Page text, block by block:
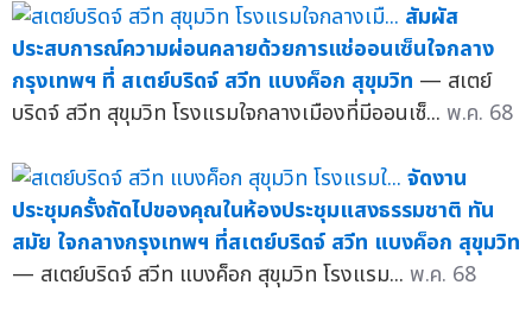
สัมผัส
ประสบการณ์ความผ่อนคลายด้วยการแช่ออนเซ็นใจกลาง
กรุงเทพฯ ที่ สเตย์บริดจ์ สวีท แบงค็อก สุขุมวิท — สเตย์
บริดจ์ สวีท สุขุมวิท โรงแรมใจกลางเมืองที่มีออนเซ็... พ.ค. 68
จัดงาน
ประชุมครั้งถัดไปของคุณในห้องประชุมแสงธรรมชาติ ทัน
สมัย ใจกลางกรุงเทพฯ ที่สเตย์บริดจ์ สวีท แบงค็อก สุขุมวิท
— สเตย์บริดจ์ สวีท แบงค็อก สุขุมวิท โรงแรม... พ.ค. 68